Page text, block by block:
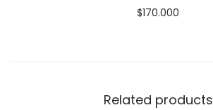
$170.000
Related products